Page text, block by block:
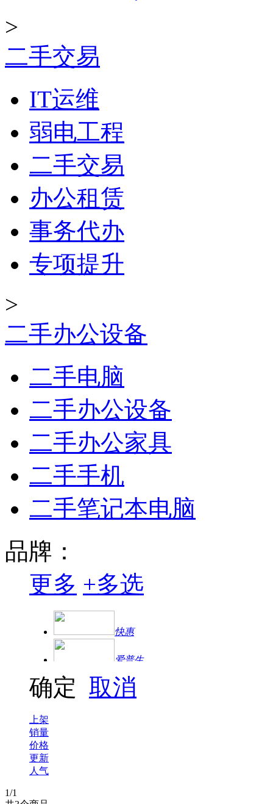
>
二手交易
IT运维
弱电工程
二手交易
办公租赁
事务代办
专项提升
>
二手办公设备
二手电脑
二手办公设备
二手办公家具
二手手机
二手笔记本电脑
品牌：
更多 +多选
快惠
爱普生
确定 取消
上架
销量
价格
更新
人气
1/1